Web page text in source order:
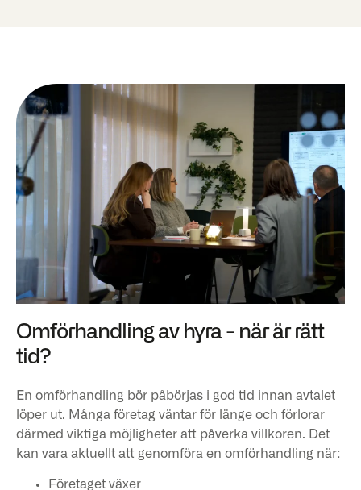
Omförhandling av hyra - när är rätt
tid?
En omförhandling bör påbörjas i god tid innan avtalet
löper ut. Många företag väntar för länge och förlorar
därmed viktiga möjligheter att påverka villkoren. Det
kan vara aktuellt att genomföra en omförhandling när:
Företaget växer